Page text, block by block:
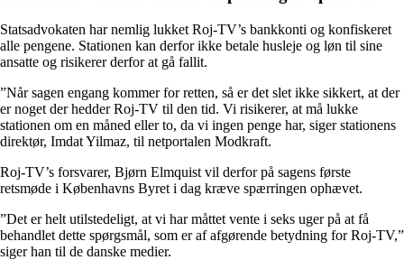
Statsadvokaten har nemlig lukket Roj-TV’s bankkonti og konfiskeret
alle pengene. Stationen kan derfor ikke betale husleje og løn til sine
ansatte og risikerer derfor at gå fallit.
”Når sagen engang kommer for retten, så er det slet ikke sikkert, at der
er noget der hedder Roj-TV til den tid. Vi risikerer, at må lukke
stationen om en måned eller to, da vi ingen penge har, siger stationens
direktør, Imdat Yilmaz, til netportalen Modkraft.
Roj-TV’s forsvarer, Bjørn Elmquist vil derfor på sagens første
retsmøde i Københavns Byret i dag kræve spærringen ophævet.
”Det er helt utilstedeligt, at vi har måttet vente i seks uger på at få
behandlet dette spørgsmål, som er af afgørende betydning for Roj-TV,”
siger han til de danske medier.